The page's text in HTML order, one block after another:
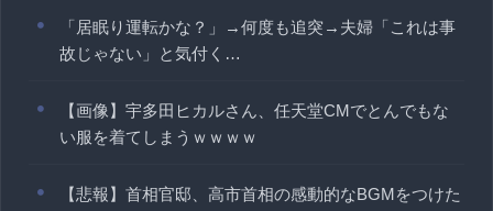
「居眠り運転かな？」→何度も追突→夫婦「これは事
故じゃない」と気付く…
【画像】宇多田ヒカルさん、任天堂CMでとんでもな
い服を着てしまうｗｗｗｗ
【悲報】首相官邸、高市首相の感動的なBGMをつけた